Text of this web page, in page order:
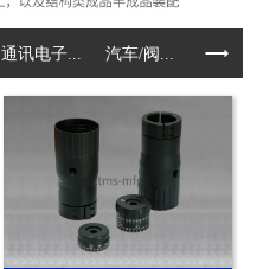
通讯电子... 汽车/阀... 电动工